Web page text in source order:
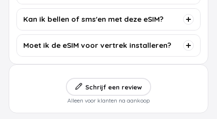
Kan ik bellen of sms'en met deze eSIM?
Moet ik de eSIM voor vertrek installeren?
Schrijf een review
Alleen voor klanten na aankoop